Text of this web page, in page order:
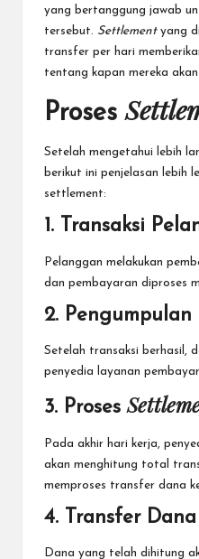
yang bertanggung jawab
tersebut. Settlement yang
transfer per hari
tentang kapan mereka
Proses
Setelah mengetahui lebih
berikut ini penjelasan lebih
settlement:
1. Transaksi
Pelanggan melakukan
dan pembayaran diproses
2. Pengumpulan
Setelah transaksi berhasil,
penyedia layanan
3. Proses
Pada akhir hari kerja,
akan menghitung total
memproses transfer dana
4. Transfer Dana
Dana yang telah dihitung